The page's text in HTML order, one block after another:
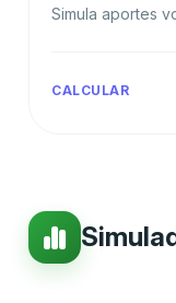
Simula aportes
CALCULAR